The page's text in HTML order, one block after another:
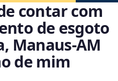
contar com
de esgoto
Manaus‑AM
de mim